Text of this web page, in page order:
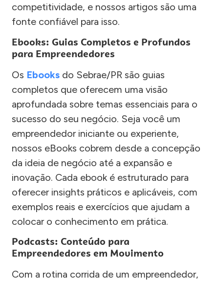
competitividade, e nossos artigos são uma
fonte confiável para isso.
Ebooks: Guias Completos e Profundos
para Empreendedores
Os Ebooks do Sebrae/PR são guias
completos que oferecem uma visão
aprofundada sobre temas essenciais para o
sucesso do seu negócio. Seja você um
empreendedor iniciante ou experiente,
nossos eBooks cobrem desde a concepção
da ideia de negócio até a expansão e
inovação. Cada ebook é estruturado para
oferecer insights práticos e aplicáveis, com
exemplos reais e exercícios que ajudam a
colocar o conhecimento em prática.
Podcasts: Conteúdo para
Empreendedores em Movimento
Com a rotina corrida de um empreendedor,